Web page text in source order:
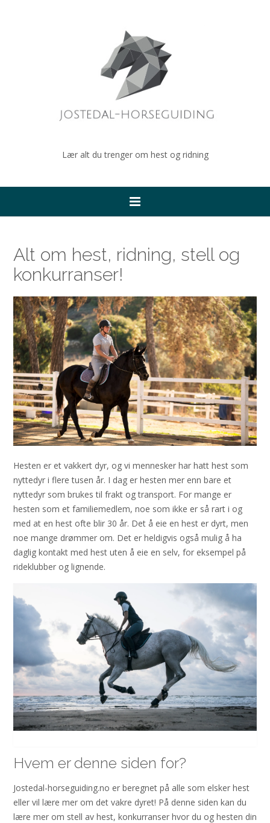
Lær alt du trenger om hest og ridning
Alt om hest, ridning, stell og
konkurranser!
Hesten er et vakkert dyr, og vi mennesker har hatt hest som
nyttedyr i flere tusen år. I dag er hesten mer enn bare et
nyttedyr som brukes til frakt og transport. For mange er
hesten som et familiemedlem, noe som ikke er så rart i og
med at en hest ofte blir 30 år. Det å eie en hest er dyrt, men
noe mange drømmer om. Det er heldigvis også mulig å ha
daglig kontakt med hest uten å eie en selv, for eksempel på
rideklubber og lignende.
Hvem er denne siden for?
Jostedal-horseguiding.no er beregnet på alle som elsker hest
eller vil lære mer om det vakre dyret! På denne siden kan du
lære mer om stell av hest, konkurranser hvor du og hesten din